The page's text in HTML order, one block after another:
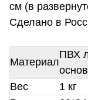
см (в
Сделано в
Материал
ПВХ
Вес
1 кг